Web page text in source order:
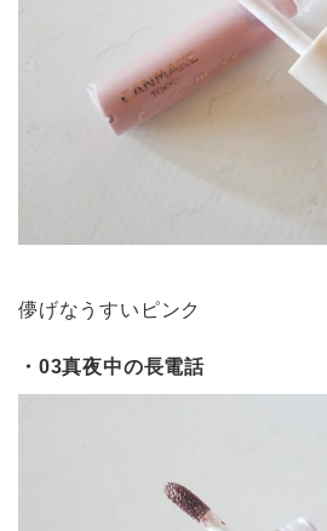
儚げなうすいピンク
・03真夜中の長電話